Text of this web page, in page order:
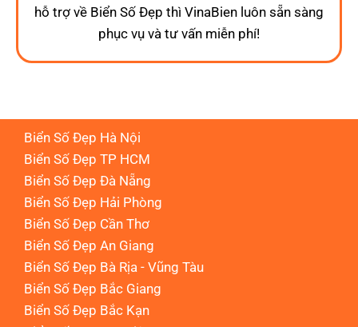
hỗ trợ về Biển Số Đẹp thì VinaBien luôn sẵn sàng
phục vụ và tư vấn miễn phí!
Biển Số Đẹp Hà Nội
Biển Số Đẹp TP HCM
Biển Số Đẹp Đà Nẵng
Biển Số Đẹp Hải Phòng
Biển Số Đẹp Cần Thơ
Biển Số Đẹp An Giang
Biển Số Đẹp Bà Rịa - Vũng Tàu
Biển Số Đẹp Bắc Giang
Biển Số Đẹp Bắc Kạn